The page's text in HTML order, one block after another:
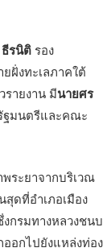
ธีรนิติ รอง
ฝั่งทะเลภาคใต้
รายงาน มีนายศร
ฐมนตรีและคณะ
ระยาจากบริเวณ
ดที่อำเภอเมือง
กรมทางหลวงชน
อกไปยังแหล่งท่อง